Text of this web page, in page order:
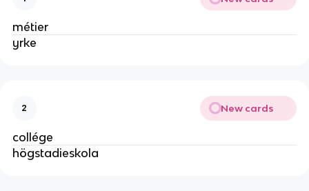
métier
yrke
2 New cards
collége
högstadieskola